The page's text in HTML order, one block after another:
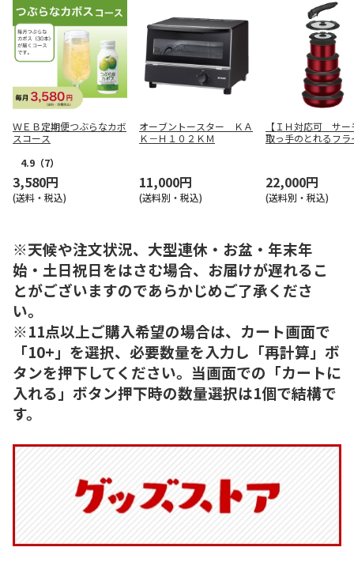
ＷＥＢ定期便つぶらなカボ
スコース
4.9 （7）
3,580円
(送料・税込)
オーブントースター ＫＡ
Ｋ－Ｈ１０２ＫＭ
11,000円
(送料別・税込)
【ＩＨ対応可 サー
取っ手のとれるフラ
22,000円
(送料別・税込)
※天候や注文状況、大型連休・お盆・年末年
始・土日祝日をはさむ場合、お届けが遅れるこ
とがございますのであらかじめご了承くださ
い。
※11点以上ご購入希望の場合は、カート画面で
「10+」を選択、必要数量を入力し「再計算」ボ
タンを押下してください。当画面での「カートに
入れる」ボタン押下時の数量選択は1個で結構で
す。